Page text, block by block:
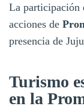
La participación
acciones de
presencia de
Turismo
en la